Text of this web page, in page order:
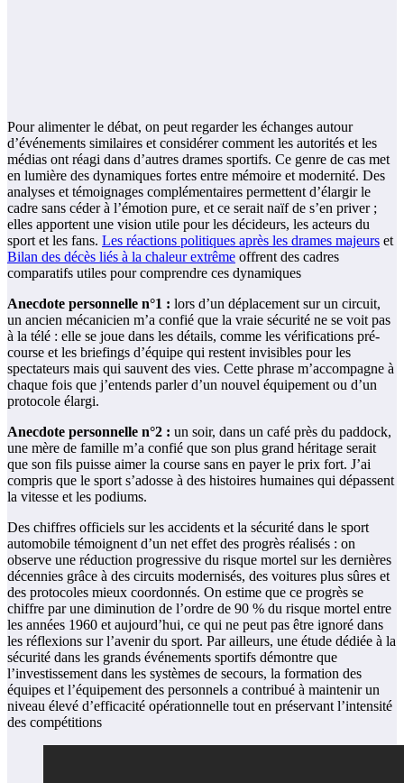
Pour alimenter le débat, on peut regarder les échanges autour
d’événements similaires et considérer comment les autorités et les
médias ont réagi dans d’autres drames sportifs. Ce genre de cas met
en lumière des dynamiques fortes entre mémoire et modernité. Des
analyses et témoignages complémentaires permettent d’élargir le
cadre sans céder à l’émotion pure, et ce serait naïf de s’en priver ;
elles apportent une vision utile pour les décideurs, les acteurs du
sport et les fans. Les réactions politiques après les drames majeurs et
Bilan des décès liés à la chaleur extrême offrent des cadres
comparatifs utiles pour comprendre ces dynamiques
Anecdote personnelle n°1 : lors d’un déplacement sur un circuit,
un ancien mécanicien m’a confié que la vraie sécurité ne se voit pas
à la télé : elle se joue dans les détails, comme les vérifications pré-
course et les briefings d’équipe qui restent invisibles pour les
spectateurs mais qui sauvent des vies. Cette phrase m’accompagne à
chaque fois que j’entends parler d’un nouvel équipement ou d’un
protocole élargi.
Anecdote personnelle n°2 : un soir, dans un café près du paddock,
une mère de famille m’a confié que son plus grand héritage serait
que son fils puisse aimer la course sans en payer le prix fort. J’ai
compris que le sport s’adosse à des histoires humaines qui dépassent
la vitesse et les podiums.
Des chiffres officiels sur les accidents et la sécurité dans le sport
automobile témoignent d’un net effet des progrès réalisés : on
observe une réduction progressive du risque mortel sur les dernières
décennies grâce à des circuits modernisés, des voitures plus sûres et
des protocoles mieux coordonnés. On estime que ce progrès se
chiffre par une diminution de l’ordre de 90 % du risque mortel entre
les années 1960 et aujourd’hui, ce qui ne peut pas être ignoré dans
les réflexions sur l’avenir du sport. Par ailleurs, une étude dédiée à la
sécurité dans les grands événements sportifs démontre que
l’investissement dans les systèmes de secours, la formation des
équipes et l’équipement des personnels a contribué à maintenir un
niveau élevé d’efficacité opérationnelle tout en préservant l’intensité
des compétitions